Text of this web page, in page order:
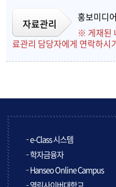
자료관리
홍보미디
※ 게재된
료관리 담당자에게 연락하시
e-Class 시스템
학자금융자
Hanseo Online Campus